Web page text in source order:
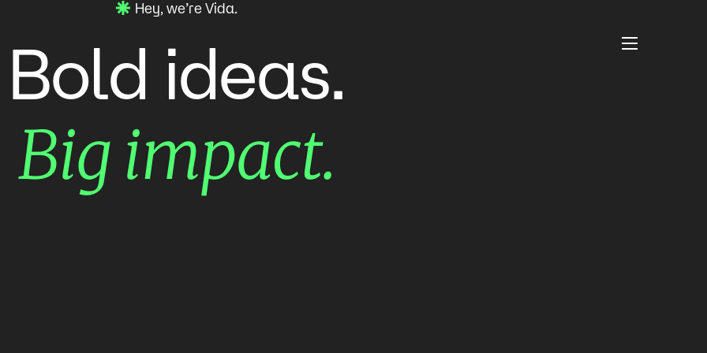
Hey, we’re Vida.
Bold ideas.
Bigimpact.